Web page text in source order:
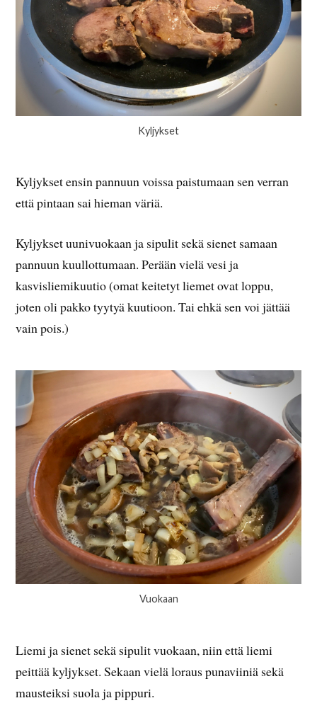
Kyljykset
Kyljykset ensin pannuun voissa paistumaan sen verran
että pintaan sai hieman väriä.
Kyljykset uunivuokaan ja sipulit sekä sienet samaan
pannuun kuullottumaan. Perään vielä vesi ja
kasvisliemikuutio (omat keitetyt liemet ovat loppu,
joten oli pakko tyytyä kuutioon. Tai ehkä sen voi jättää
vain pois.)
Vuokaan
Liemi ja sienet sekä sipulit vuokaan, niin että liemi
peittää kyljykset. Sekaan vielä loraus punaviiniä sekä
mausteiksi suola ja pippuri.